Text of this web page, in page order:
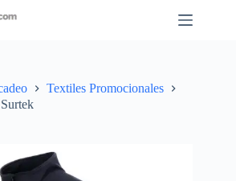
Textiles Promocionales